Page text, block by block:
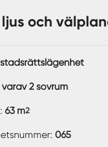
ljus och
varav 2 sovrum
63 m2
065